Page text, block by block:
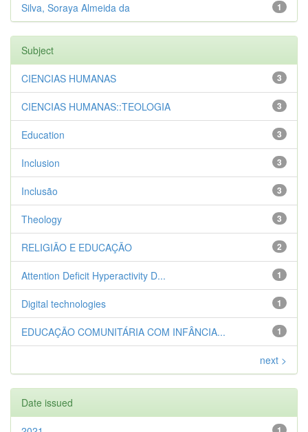
1
Silva, Soraya Almeida da
Subject
3
CIENCIAS HUMANAS
3
CIENCIAS HUMANAS::TEOLOGIA
3
Education
3
Inclusion
3
Inclusão
3
Theology
2
RELIGIÃO E EDUCAÇÃO
1
Attention Deficit Hyperactivity D...
1
Digital technologies
1
EDUCAÇÃO COMUNITÁRIA COM INFÂNCIA...
next >
Date issued